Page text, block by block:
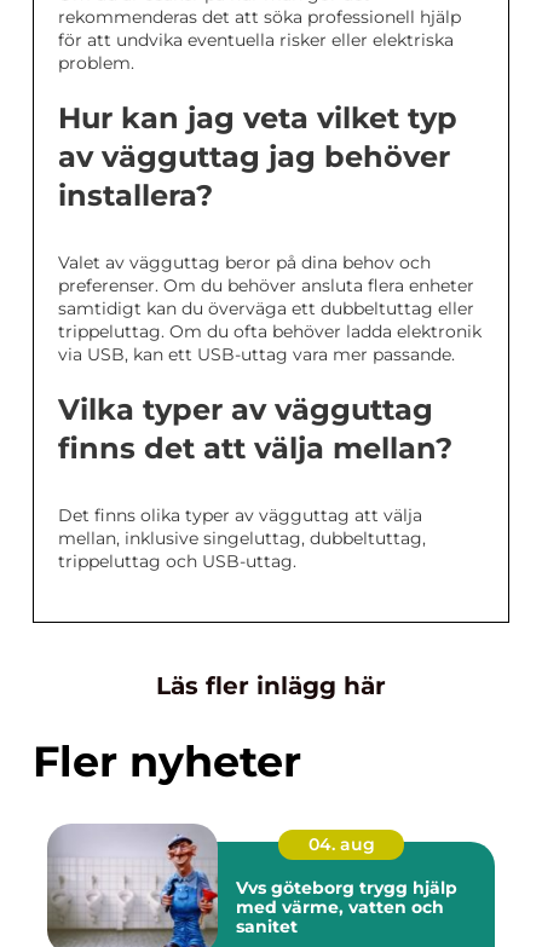
rekommenderas det att söka professionell hjälp
för att undvika eventuella risker eller elektriska
problem.
Hur kan jag veta vilket typ
av vägguttag jag behöver
installera?
Valet av vägguttag beror på dina behov och
preferenser. Om du behöver ansluta flera enheter
samtidigt kan du överväga ett dubbeltuttag eller
trippeluttag. Om du ofta behöver ladda elektronik
via USB, kan ett USB-uttag vara mer passande.
Vilka typer av vägguttag
finns det att välja mellan?
Det finns olika typer av vägguttag att välja
mellan, inklusive singeluttag, dubbeltuttag,
trippeluttag och USB-uttag.
Läs fler inlägg här
Fler nyheter
04. aug
Vvs göteborg trygg hjälp
med värme, vatten och
sanitet